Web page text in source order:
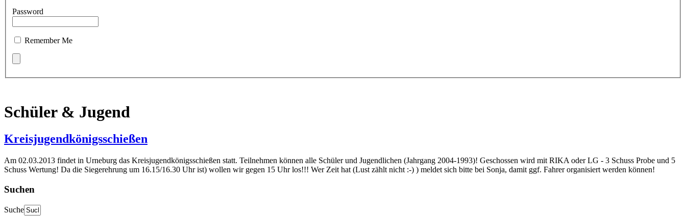
Password
Remember Me
Schüler & Jugend
Kreisjugendkönigsschießen
Am 02.03.2013 findet in Urneburg das Kreisjugendkönigsschießen statt. Teilnehmen können alle Schüler und Jugendlichen (Jahrgang 2004-1993)! Geschossen wird mit RIKA oder LG - 3 Schuss Probe und 5
Schuss Wertung! Da die Siegerehrung um 16.15/16.30 Uhr ist) wollen wir gegen 15 Uhr los!!! Wer Zeit hat (Lust zählt nicht :-) ) meldet sich bitte bei Sonja, damit ggf. Fahrer organisiert werden können!
Suchen
Suche